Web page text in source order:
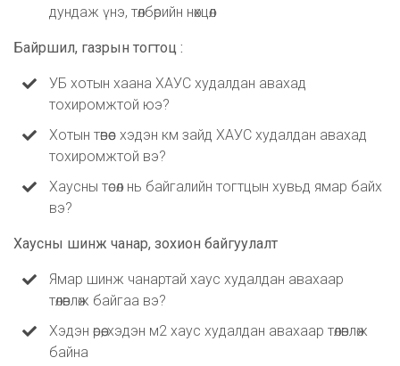
дундаж үнэ, төлбөрийн нөхцөл
Байршил, газрын тогтоц :
УБ хотын хаана ХАУС худалдан авахад
тохиромжтой юэ?
Хотын төвөөс хэдэн км зайд ХАУС худалдан авахад
тохиромжтой вэ?
Хаусны төсөл нь байгалийн тогтцын хувьд ямар байх
вэ?
Хаусны шинж чанар, зохион байгуулалт
Ямар шинж чанартай хаус худалдан авахаар
төлөвлөж байгаа вэ?
Хэдэн өрөө, хэдэн м2 хаус худалдан авахаар төлөвлөж
байна